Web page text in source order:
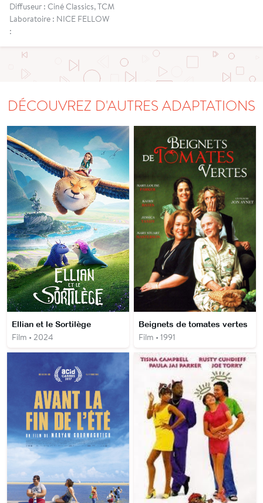
Diffuseur : Ciné Classics, TCM
Laboratoire : NICE FELLOW
:
DÉCOUVREZ D'AUTRES ADAPTATIONS
Ellian et le Sortilège
Film • 2024
Beignets de tomates vertes
Film • 1991